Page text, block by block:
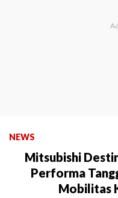
NEWS
Mitsubishi
Performa
Mobilitas